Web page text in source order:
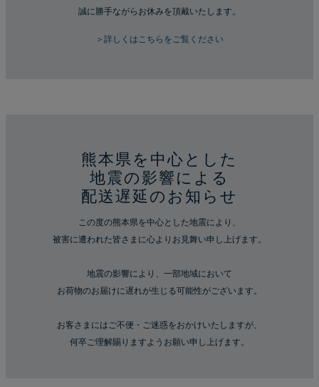
誠に勝手ながらお休みを頂戴いたします。
＞詳しくはこちらをご覧ください
熊本県を中心とした
地震の影響による
配送遅延のお知らせ
この度の熊本県を中心とした地震により、
被害に遭われた皆さまに心よりお見舞い申し上げます。
地震の影響により、一部地域において
お荷物のお届けに遅れが生じる可能性がございます。
お客さまにはご不便・ご迷惑をおかけいたしますが、
何卒ご理解賜りますようお願い申し上げます。